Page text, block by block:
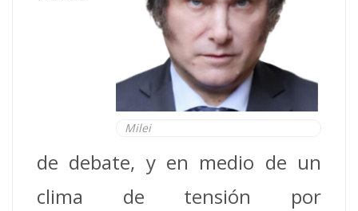
Milei
de debate, y en medio de un
clima de tensión por